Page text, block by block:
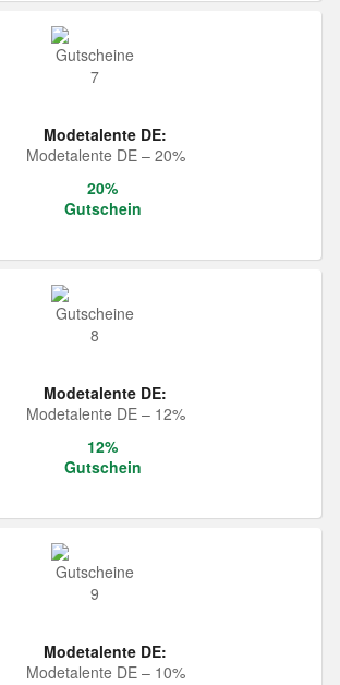
Modetalente DE:
Modetalente DE – 20%
20%
Gutschein
Modetalente DE:
Modetalente DE – 12%
12%
Gutschein
Modetalente DE:
Modetalente DE – 10%